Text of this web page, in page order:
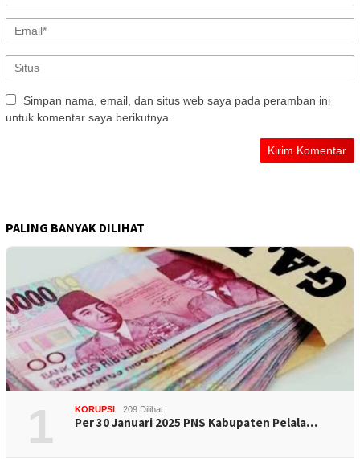
Simpan nama, email, dan situs web saya pada peramban ini
untuk komentar saya berikutnya.
PALING BANYAK DILIHAT
1 KORUPSI 209 Dilihat
Per 30 Januari 2025 PNS Kabupaten Pelala…